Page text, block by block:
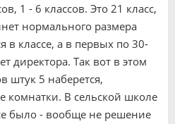
1 - 6 классов. Это 21 класс,
нормального размера
в классе, а в первых по 30-
директора. Так вот в этом
штук 5 наберется,
комнатки. В сельской школе
было - вообще не решение